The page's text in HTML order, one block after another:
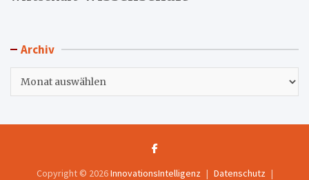
Archiv
Copyright © 2026InnovationsIntelligenz
Datenschutz